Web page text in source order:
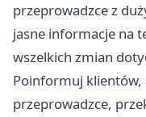
przeprowadzce z
jasne informacje na
wszelkich zmian
Poinformuj
przeprowadzce,